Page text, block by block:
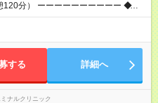
ーーーー ◆残
ーーーーーーーー 始業時間は11時
シュの中出社する大変さはありま
する 詳細へ
ナルクリニック